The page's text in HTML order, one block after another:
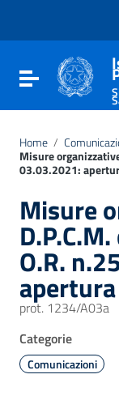
Vai al footer
Attiva /
Home /
Misure
03.03.2021:
Misure
O.R.
prot. 1234/A03a
Categorie
Comunicazioni